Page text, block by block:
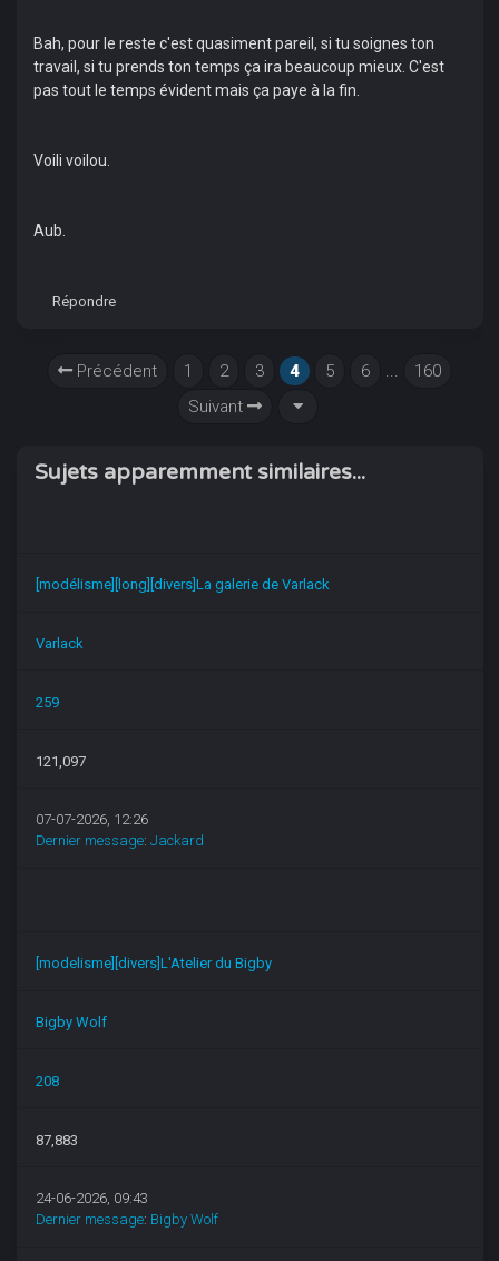
Bah, pour le reste c'est quasiment pareil, si tu soignes ton
travail, si tu prends ton temps ça ira beaucoup mieux. C'est
pas tout le temps évident mais ça paye à la fin.
Voili voilou.
Aub.
Répondre
Précédent 1 2 3 4 5 6 ...
160
Suivant
Sujets apparemment similaires...
[modélisme][long][divers]La galerie de Varlack
Varlack
259
121,097
07-07-2026, 12:26
Dernier message:Jackard
[modelisme][divers]L'Atelier du Bigby
Bigby Wolf
208
87,883
24-06-2026, 09:43
Dernier message: Bigby Wolf